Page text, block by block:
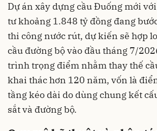
Dự án xây dựng cầu Đuống mới
tư khoảng 1.848 tỷ đồng đang
thi công nước rút, dự kiến sẽ hợp
cầu đường bộ vào đầu tháng 7/
trình trọng điểm nhằm thay thế
khai thác hơn 120 năm, vốn là
tầng kéo dài do dùng chung kết
sắt và đường bộ.